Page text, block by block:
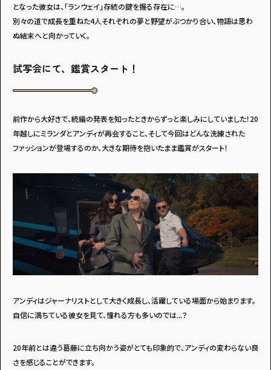
となった彼女は、「ランウェイ」存続の鍵を握る存在に…。
別々の道で成長を重ねた4人それぞれの夢と野望がぶつかり合い、物語は思わ
ぬ結末へと向かっていく――。
試写会にて、鑑賞スタート！
前作から大好きで、続編の発表を知ったときからずっと楽しみにしていました！20
年越しにミランダとアンディが再会すること、そして今回はどんな洗練された
ファッションが登場するのか、大きな期待を抱いたまま鑑賞がスタート！
アンディはジャーナリストとして大きく成長し、活躍している場面から始まります。
自信に満ちている彼女を見て、憧れる方も多いのでは...？
20年前とは違う葛藤に立ち向かう姿がとても印象的で、アンディの変わらない良
さを感じることができます。